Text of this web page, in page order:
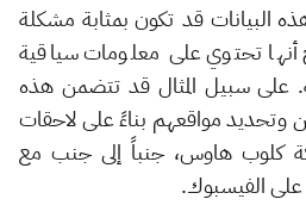
البيانات قد تكون بمثابة مشكلة
أنها تحتوي على معلومات سياقية
على سبيل المثال قد تتضمن هذه
وتحديد مواقعهم بناءً على لاحقات
كلوب هاوس، جنباً إلى جنب مع
الفيسبوك.